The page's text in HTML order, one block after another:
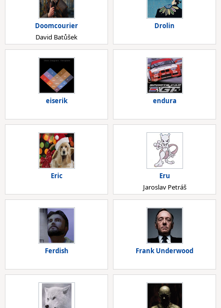
Doomcourier
David Batůšek
Drolin
eiserik endura
Eric
Eru
Jaroslav Petráš
Ferdish Frank Underwood